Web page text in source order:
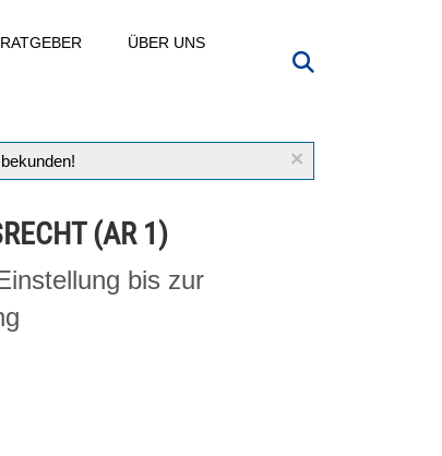
ÜBER UNS
×
(AR 1)
bis zur